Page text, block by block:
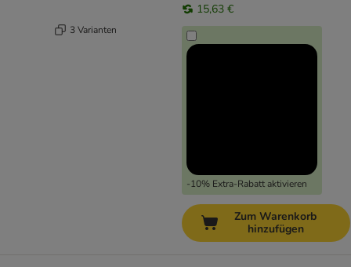
3 Varianten
15,63 €
-10% Extra-Rabatt aktivieren
Zum Warenkorb
hinzufügen